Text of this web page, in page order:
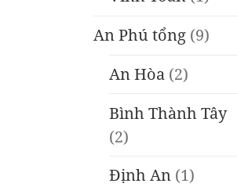
An Phú tổng (9)
An Hòa (2)
Bình Thành Tây
(2)
Định An (1)